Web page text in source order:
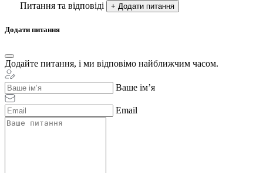
Питання та відповіді + Додати питання
Додати питання
Додайте питання, і ми відповімо найближчим часом.
Ваше ім’я
Email